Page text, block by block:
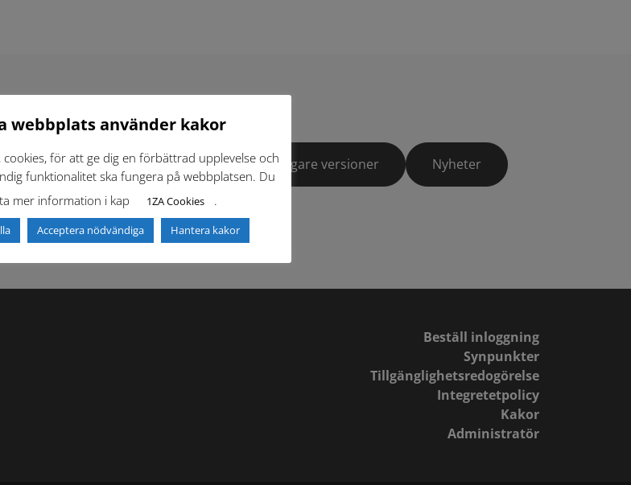
Kontaktlista Tidigare versioner Nyheter
Beställ inloggning
Synpunkter
Tillgänglighetsredogörelse
Integretetpolicy
Kakor
Administratör
webbplats använder kakor
cookies, för att ge dig en förbättrad upplevelse och
funktionalitet ska fungera på webbplatsen. Du
mer information i kap
1ZA Cookies .
Acceptera nödvändiga Hantera kakor